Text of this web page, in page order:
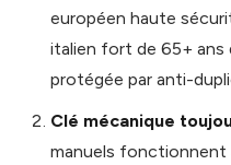
européen haute
italien fort de 65+ ans
protégée par anti-
Clé mécanique
manuels fonctionnent